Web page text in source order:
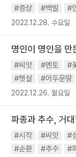
#증상
#백발 #
2022.12.28. 수요일
명인이 명인을 만
#씨앗 #멘토 #
#햇살
#어두운땅
2022.12.26. 월요일
파종과 추수, 거
#시작 #씨앗 #
#순환
#추수 #